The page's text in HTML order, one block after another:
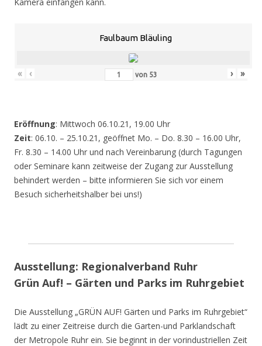
Faulbaum Bläuling
« ‹ von 53 › »
Eröffnung: Mittwoch 06.10.21, 19.00 Uhr
Zeit: 06.10. – 25.10.21, geöffnet Mo. – Do. 8.30 – 16.00 Uhr,
Fr. 8.30 – 14.00 Uhr und nach Vereinbarung (durch Tagungen
oder Seminare kann zeitweise der Zugang zur Ausstellung
behindert werden – bitte informieren Sie sich vor einem
Besuch sicherheitshalber bei uns!)
Ausstellung: Regionalverband Ruhr
Grün Auf! – Gärten und Parks im Ruhrgebiet
Die Ausstellung „GRÜN AUF! Gärten und Parks im Ruhrgebiet“
lädt zu einer Zeitreise durch die Garten-und Parklandschaft
der Metropole Ruhr ein. Sie beginnt in der vorindustriellen Zeit